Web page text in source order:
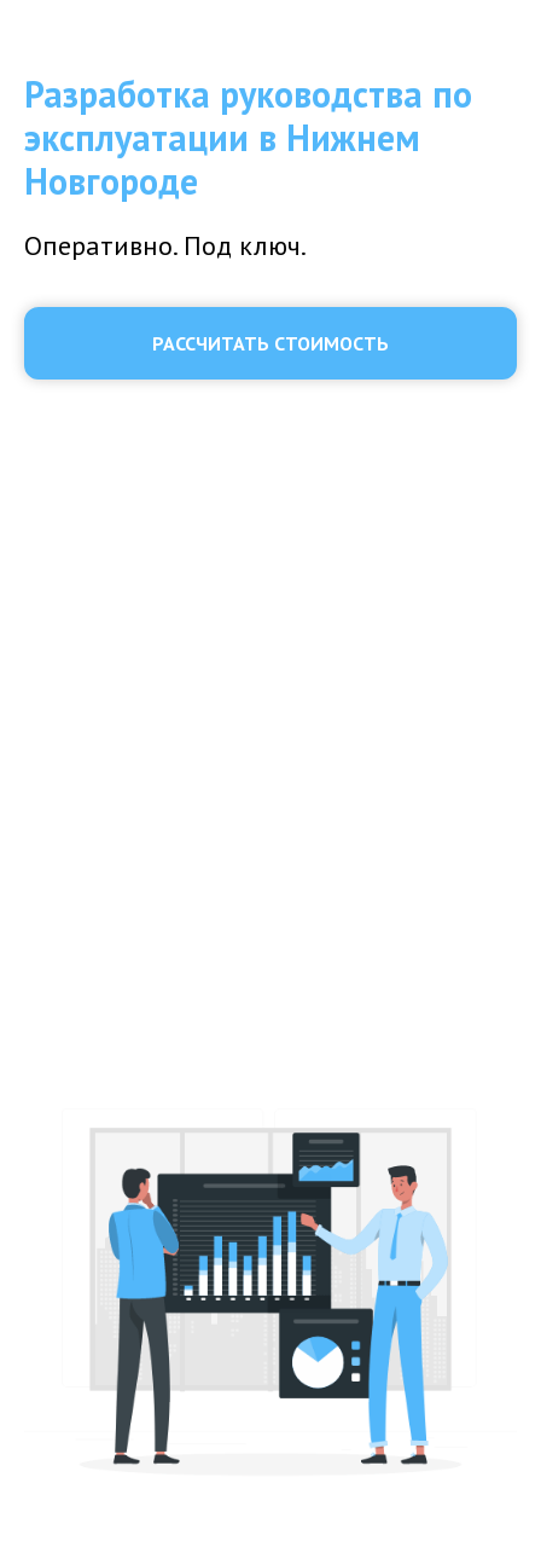
Разработка руководства по
эксплуатации в Нижнем
Новгороде
Оперативно. Под ключ.
РАССЧИТАТЬ СТОИМОСТЬ